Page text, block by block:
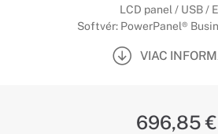
LCD panel / USB /
Softvér: PowerPanel®
VIAC
696,85 €